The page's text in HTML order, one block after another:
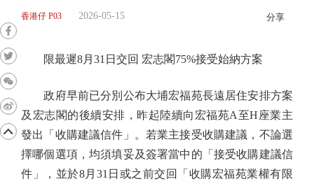
香港仔 P03 2026-05-15 分享
限最遲8月31日交回 宏志閣75%接受始納方案
政府早前已分別公布大埔宏福苑長遠居住安排方案
及宏志閣的後續安排，昨起陸續向宏福苑A至H座業主
發出「收購建議信件」。若業主接受收購建議，不論選
擇哪個選項，均須填妥及簽署當中的「接受收購建議信
件」，並於8月31日或之前交回「收購宏福苑業權有限